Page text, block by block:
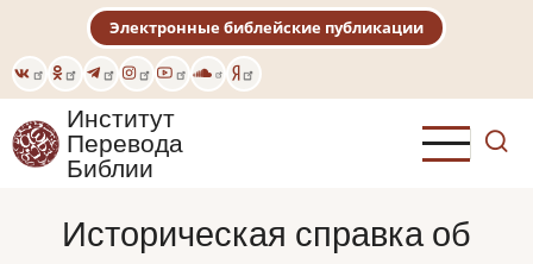
основному
содержанию
Электронные библейские публикации
Институт
Перевода
Библии
Историческая справка об